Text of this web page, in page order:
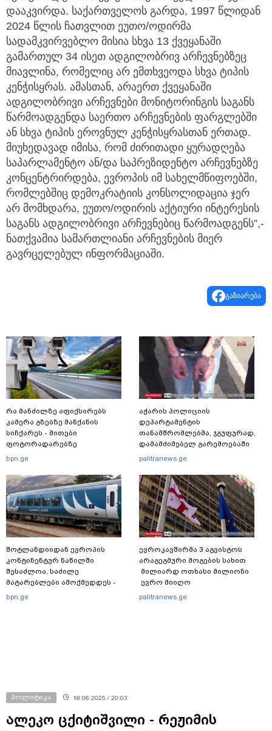
დააკვირდა. საქართველოს გარდა, 1997 წლიდან
2024 წლის ჩათვლით ეუთო/ოდირმა
სადამკვირვებლო მისია სხვა 13 ქვეყანაში
გამართულ 34 ისეთ ადგილობრივ არჩევნებზეც
მიავლინა, რომელიც არ ემთხვეოდა სხვა ტიპის
კენჭისყრას. ამასთან, არაერთ ქვეყანაში
ადგილობრივი არჩევნები მონიტორინგის საგანს
წარმოადგენდა საერთო არჩევნების ფარგლებში
ან სხვა ტიპის ეროვნულ კენჭისყრასთან ერთად.
მიუხედავად იმისა, რომ ძირითადი ყურადღება
საპარლამენტო ან/და საპრეზიდენტო არჩევნებზე
კონცენტრირდება, ევროპის იმ სახელმწიფოებში,
რომლებშიც დემოკრატიის კონსოლიდაცია ჯერ
არ მომხდარა, ეუთო/ოდირის აქტიური ინტერესის
საგანს ადგილობრივი არჩევნებიც წარმოადგენს”,-
ნათქვამია სამართლიანი არჩევნების მიერ
გავრცელებულ ინფორმაციაში.
გაზიარება
რა მანძილზე აფიქსირებს
კამერა გზებზე მანქანის
სიჩქარეს - მითები
ფოტორადარებზე
bpn.ge
შოტლანდიიდან ევროპის
კონტინენტურ ნაწილში
შესაძლოა, საძილე
მატარებლები ამოქმედდეს -
მიზანი საჰაერო მოგზაურობაზე
bpn.ge
აჭარის პოლიციის
დეპარტამენტის
თანამშრომლებმა, ჯგუფურად,
დამამძიმებელ გარემოებაში
ჩადენილი განზრახ
ცეცხლსასროლი იარაღის
მართლსაწინააღდმეგო შეძენა-
შენახვა-ტარებისთვის ძებნილი
პირი დააკავა
palitranews.ge
ევროკავშირმა 3 აგვისტოს
არაგეგმური მოგების სახით
მილიარდ ოთხასი მილიონი
ევრო მიიღო
palitranews.ge
პოლიტიკა 18.06.2025 / 20:03
ალეკო ცქიტიშვილი - რეჟიმის